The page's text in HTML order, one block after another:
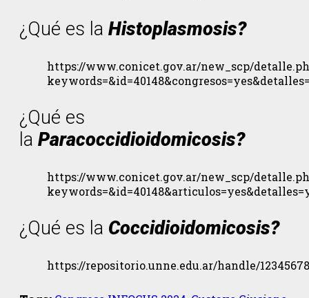
¿Qué es la Histoplasmosis?
https://www.conicet.gov.ar/new_scp/
¿Qué es
la Paracoccidioidomicosis?
https://www.conicet.gov.ar/new_scp/
¿Qué es la Coccidioidomicosis?
https://repositorio.unne.edu.ar/handle/